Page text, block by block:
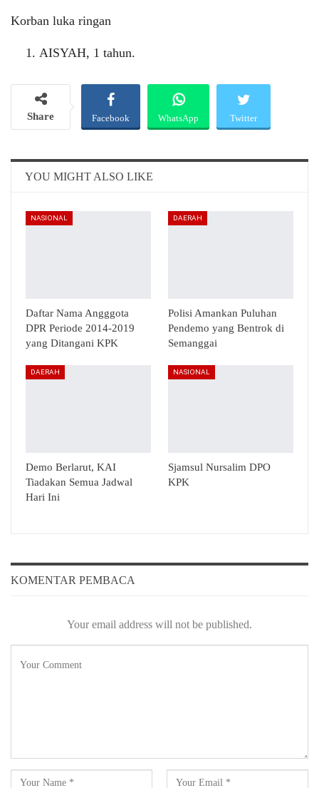
Korban luka ringan
AISYAH, 1 tahun.
Share Facebook WhatsApp Twitter
YOU MIGHT ALSO LIKE
NASIONAL
Daftar Nama Angggota
DPR Periode 2014-2019
yang Ditangani KPK
DAERAH
Polisi Amankan Puluhan
Pendemo yang Bentrok di
Semanggai
DAERAH
Demo Berlarut, KAI
Tiadakan Semua Jadwal
Hari Ini
NASIONAL
Sjamsul Nursalim DPO
KPK
KOMENTAR PEMBACA
Your email address will not be published.